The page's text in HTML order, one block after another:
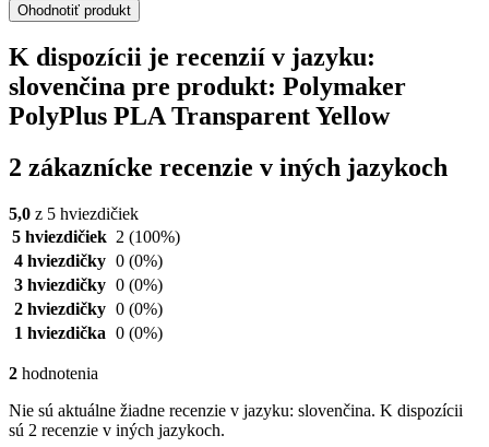
Ohodnotiť produkt
K dispozícii je recenzií v jazyku:
slovenčina pre produkt: Polymaker
PolyPlus PLA Transparent Yellow
2 zákaznícke recenzie v iných jazykoch
5,0 z 5 hviezdičiek
5 hviezdičiek 2 (100%)
4 hviezdičky 0 (0%)
3 hviezdičky 0 (0%)
2 hviezdičky 0 (0%)
1 hviezdička 0 (0%)
2 hodnotenia
Nie sú aktuálne žiadne recenzie v jazyku: slovenčina. K dispozícii
sú 2 recenzie v iných jazykoch.